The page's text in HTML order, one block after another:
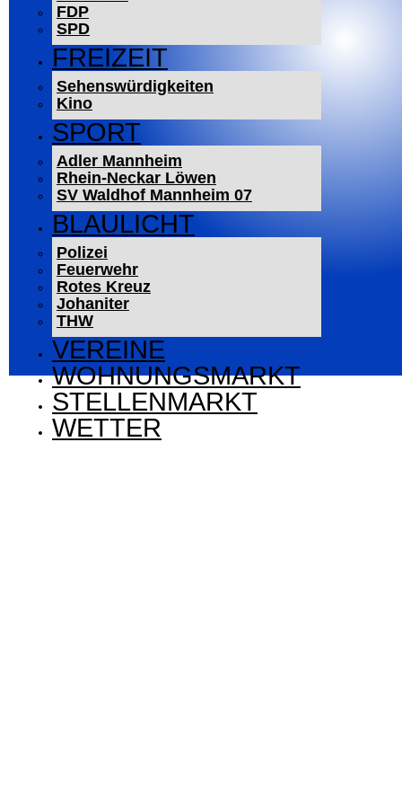
FDP
SPD
FREIZEIT
Sehenswürdigkeiten
Kino
SPORT
Adler Mannheim
Rhein-Neckar Löwen
SV Waldhof Mannheim 07
BLAULICHT
Polizei
Feuerwehr
Rotes Kreuz
Johaniter
THW
VEREINE
WOHNUNGSMARKT
STELLENMARKT
WETTER